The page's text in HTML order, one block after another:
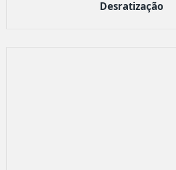
Desratização